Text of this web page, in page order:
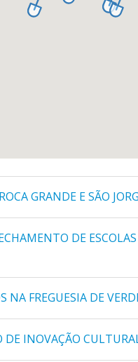
GRANDE E SÃO
DE
NA FREGUESIA DE
INOVAÇÃO